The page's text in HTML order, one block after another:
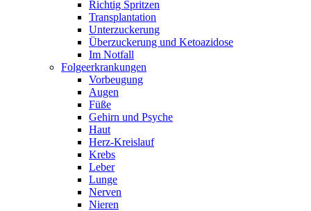
Richtig Spritzen
Transplantation
Unterzuckerung
Überzuckerung und Ketoazidose
Im Notfall
Folgeerkrankungen
Vorbeugung
Augen
Füße
Gehirn und Psyche
Haut
Herz-Kreislauf
Krebs
Leber
Lunge
Nerven
Nieren